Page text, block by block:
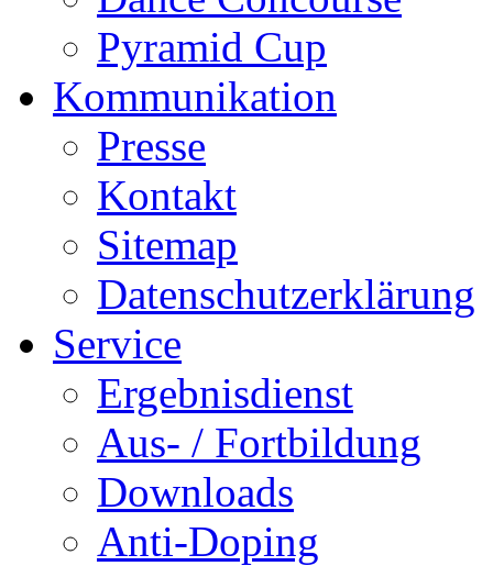
Pyramid Cup
Kommunikation
Presse
Kontakt
Sitemap
Datenschutzerklärung
Service
Ergebnisdienst
Aus- / Fortbildung
Downloads
Anti-Doping